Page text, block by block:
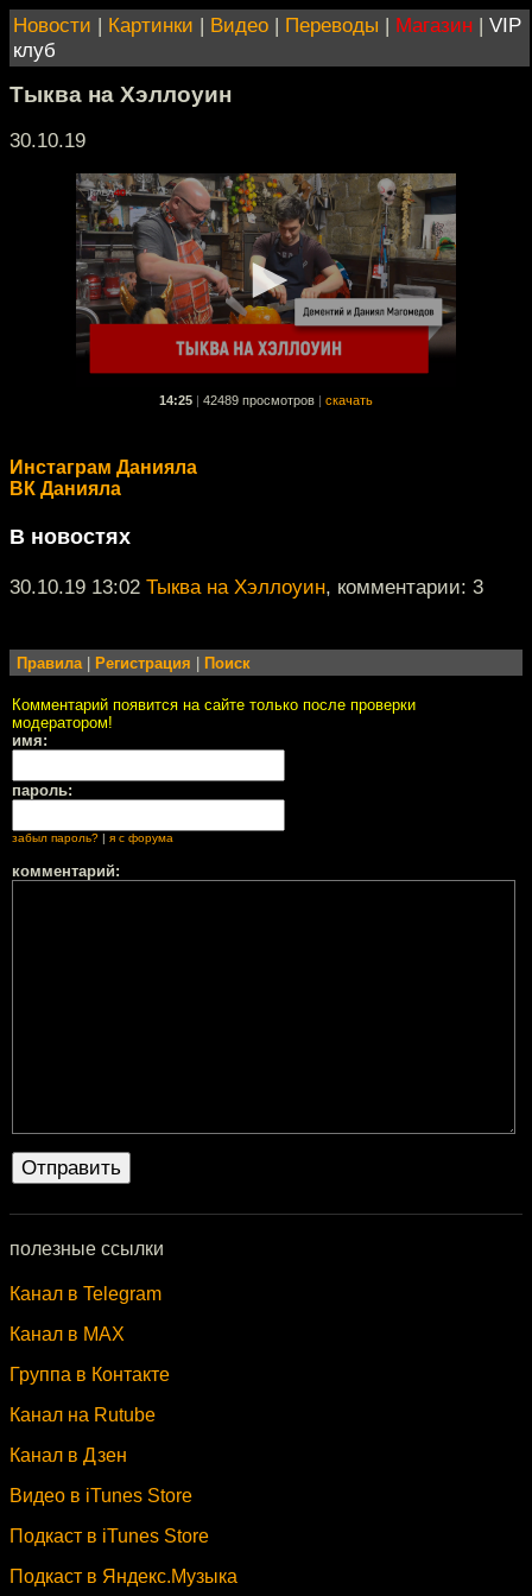
Новости | Картинки | Видео | Переводы | Магазин | VIP
клуб
Тыква на Хэллоуин
30.10.19
14:25 42489 просмотров скачать
Инстаграм Данияла
ВК Данияла
В новостях
30.10.19 13:02 Тыква на Хэллоуин, комментарии: 3
Правила| Регистрация Поиск
Комментарий появится на сайте только после проверки
модератором!
имя:
пароль:
забыл пароль? я с форума
комментарий:
полезные ссылки
Канал в Telegram
Канал в MAX
Группа в Контакте
Канал на Rutube
Канал в Дзен
Видео в iTunes Store
Подкаст в iTunes Store
Подкаст в Яндекс.Музыка